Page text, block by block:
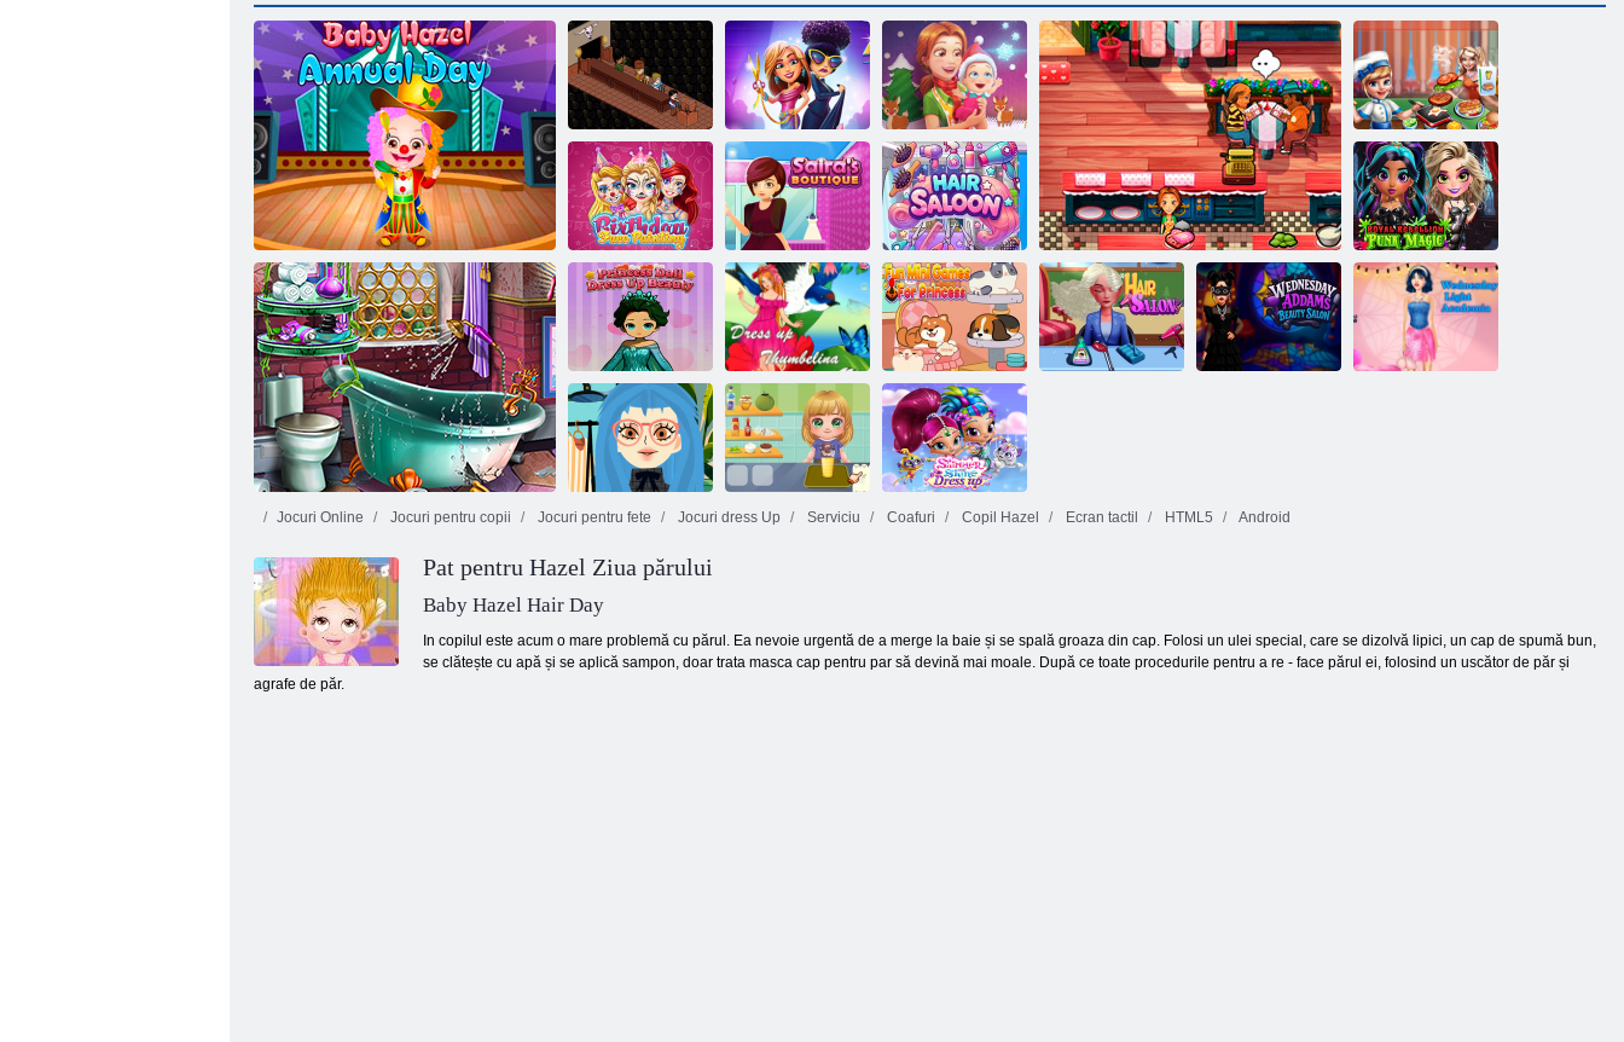
Pat Hazel: zi anuală de școală
Bere Rush
Moda Fever
fabulos Angela
Delicious Emily
Început Nou
Christmas
Edition
Scenă de gătit
Zi de naștere pe
fața feței
Boutique-ul lui
Saira
Salon de păr
Reglion
Rebellion Punk
Magic
Princess Doll
Dress Up
Beauty
Îmbrăcați -vă
Thumbelina
Mini jocuri
distractive
pentru prințesă
Salon de coafură
Jocuri Online Jocuri pentru copii Jocuri pentru fete Jocuri dress Up Serviciu Coafuri Copil Hazel Ecran tactil HTML5 Android
Pat pentru Hazel Ziua părului
Baby Hazel Hair Day
In copilul este acum o mare problemă cu părul. Ea nevoie urgentă de a merge la baie și se spală groaza din cap. Folosi un ulei special, care se dizolvă lipici, un cap de spumă bun,
se clătește cu apă și se aplică sampon, doar trata masca cap pentru par să devină mai moale. După ce toate procedurile pentru a re - face părul ei, folosind un uscător de păr și
agrafe de păr.